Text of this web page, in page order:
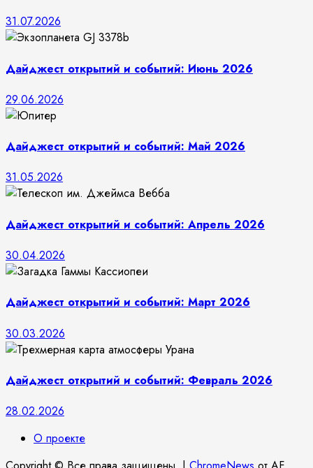
31.07.2026
Дайджест открытий и событий: Июнь 2026
29.06.2026
Дайджест открытий и событий: Май 2026
31.05.2026
Дайджест открытий и событий: Апрель 2026
30.04.2026
Дайджест открытий и событий: Март 2026
30.03.2026
Дайджест открытий и событий: Февраль 2026
28.02.2026
О проекте